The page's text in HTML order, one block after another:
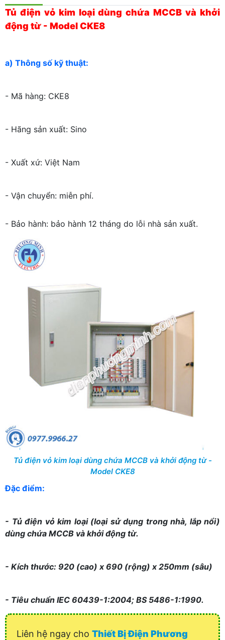
Tủ điện vỏ kim loại dùng chứa MCCB và khởi
động từ - Model CKE8
a) Thông số kỹ thuật:
- Mã hàng: CKE8
- Hãng sản xuất: Sino
- Xuất xứ: Việt Nam
- Vận chuyển: miễn phí.
- Bảo hành: bảo hành 12 tháng do lỗi nhà sản xuất.
Tủ điện vỏ kim loại dùng chứa MCCB và khởi động từ -
Model CKE8
Đặc điểm:
- Tủ điện vỏ kim loại (loại sử dụng trong nhà, lắp nổi)
dùng chứa MCCB và khởi động từ.
- Kích thước: 920 (cao) x 690 (rộng) x 250mm (sâu)
- Tiêu chuẩn IEC 60439-1:2004; BS 5486-1:1990.
Liên hệ ngay cho Thiết Bị Điện Phương